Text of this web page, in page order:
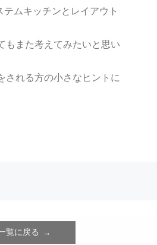
テムキッチンとレイアウト
もまた考えてみたいと思い
される方の小さなヒントに
覧に戻る